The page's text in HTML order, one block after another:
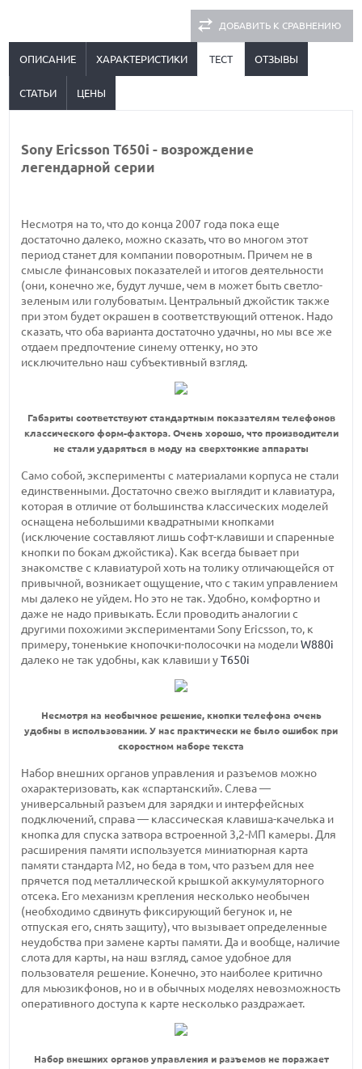
ДОБАВИТЬ К СРАВНЕНИЮ
ОПИСАНИЕ ХАРАКТЕРИСТИКИ ТЕСТ ОТЗЫВЫ
СТАТЬИ ЦЕНЫ
Sony Ericsson T650i - возрождение
легендарной серии
Несмотря на то, что до конца 2007 года пока еще
достаточно далеко, можно сказать, что во многом этот
период станет для компании поворотным. Причем не в
смысле финансовых показателей и итогов деятельности
(они, конечно же, будут лучше, чем в может быть светло-
зеленым или голубоватым. Центральный джойстик также
при этом будет окрашен в соответствующий оттенок. Надо
сказать, что оба варианта достаточно удачны, но мы все же
отдаем предпочтение синему оттенку, но это
исключительно наш субъективный взгляд.
Габариты соответствуют стандартным показателям телефонов
классического форм-фактора. Очень хорошо, что производители
не стали ударяться в моду на сверхтонкие аппараты
Само собой, эксперименты с материалами корпуса не стали
единственными. Достаточно свежо выглядит и клавиатура,
которая в отличие от большинства классических моделей
оснащена небольшими квадратными кнопками
(исключение составляют лишь софт-клавиши и спаренные
кнопки по бокам джойстика). Как всегда бывает при
знакомстве с клавиатурой хоть на толику отличающейся от
привычной, возникает ощущение, что с таким управлением
мы далеко не уйдем. Но это не так. Удобно, комфортно и
даже не надо привыкать. Если проводить аналогии с
другими похожими экспериментами Sony Ericsson, то, к
примеру, тоненькие кнопочки-полосочки на моделиW880i
далеко не так удобны, как клавиши уT650i
Несмотря на необычное решение, кнопки телефона очень
удобны в использовании. У нас практически не было ошибок при
скоростном наборе текста
Набор внешних органов управления и разъемов можно
охарактеризовать, как «спартанский». Слева —
универсальный разъем для зарядки и интерфейсных
подключений, справа — классическая клавиша-качелька и
кнопка для спуска затвора встроенной 3,2-МП камеры. Для
расширения памяти используется миниатюрная карта
памяти стандарта M2, но беда в том, что разъем для нее
прячется под металлической крышкой аккумуляторного
отсека. Его механизм крепления несколько необычен
(необходимо сдвинуть фиксирующий бегунок и, не
отпуская его, снять защиту), что вызывает определенные
неудобства при замене карты памяти. Да и вообще, наличие
слота для карты, на наш взгляд, самое удобное для
пользователя решение. Конечно, это наиболее критично
для мьюзикфонов, но и в обычных моделях невозможность
оперативного доступа к карте несколько раздражает.
Набор внешних органов управления и разъемов не поражает